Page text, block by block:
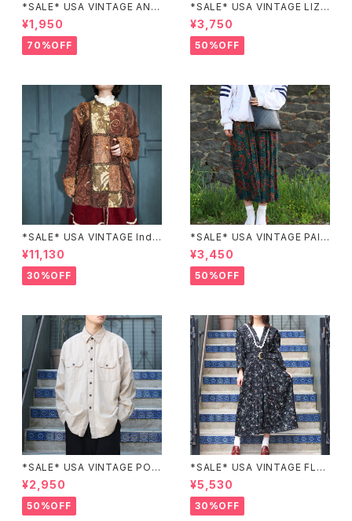
*SALE* USA VINTAGE ANN
EX HALF SLEEVE FLOWER
PATTERNED ONE PIECE/ア
メリカ古着半袖花柄ワンピース
¥1,950
70%OFF
*SALE* USA VINTAGE LIZ c
laiborne EMBROIDERY DES
IGN NAVY ONE PIECE/アメリ
カ古着刺繍デザインネイビーワ
ンピース
¥3,750
50%OFF
*SALE* USA VINTAGE Indi
go moon PATCHWORK EM
BROIDERY DESIGN JACKE
T/アメリカ古着パッチワーク刺
繍ジャケット
¥11,130
30%OFF
*SALE* USA VINTAGE PAIS
LEY PATTERNED DESIGN S
KIRT/アメリカ古着ペイズリー
柄デザインスカート
¥3,450
50%OFF
*SALE* USA VINTAGE POC
KET DESIGN SHIRT/アメリカ
古着ポケットデザインシャツ
¥2,950
50%OFF
*SALE* USA VINTAGE FLO
WER PATTERNED LACE CO
LLAR BELTED ONE PIECE/
アメリカ古着花柄レース襟ベル
テッドワンピース
¥5,530
30%OFF